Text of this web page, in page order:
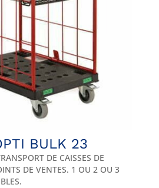
BULK 23
DE CAISSES DE
DE VENTES. 1 OU 2 OU 3